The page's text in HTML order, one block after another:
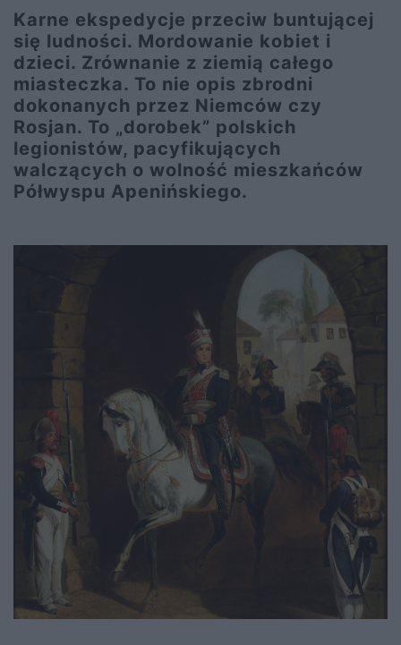
Karne ekspedycje przeciw buntującej
się ludności. Mordowanie kobiet i
dzieci. Zrównanie z ziemią całego
miasteczka. To nie opis zbrodni
dokonanych przez Niemców czy
Rosjan. To „dorobek” polskich
legionistów, pacyfikujących
walczących o wolność mieszkańców
Półwyspu Apenińskiego.